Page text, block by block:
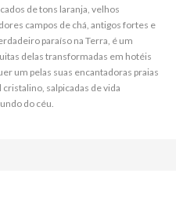
de tons laranja, velhos
campos de chá, antigos fortes e
paraíso na Terra, é um
delas transformadas em hotéis
um pelas suas encantadoras praias
salpicadas de vida
do céu.